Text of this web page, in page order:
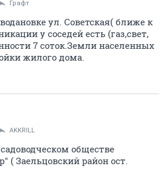
Графт
ул. Советская( ближе к
у соседей есть (газ,свет,
7 соток.Земли населенных
жилого дома.
AKKRILL
обществе
( Заельцовский район ост.